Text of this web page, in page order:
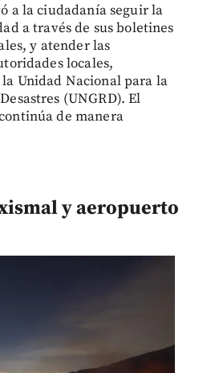
a la ciudadanía seguir la
a través de sus boletines
y atender las
locales,
Unidad Nacional para la
(UNGRD). El
de manera
y aeropuerto